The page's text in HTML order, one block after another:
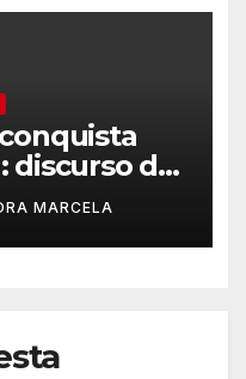
discurso de
MARCELA